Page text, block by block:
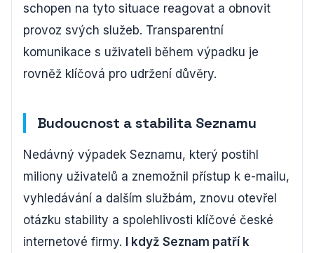
schopen na tyto situace reagovat a obnovit
provoz svých služeb. Transparentní
komunikace s uživateli během výpadku je
rovněž klíčová pro udržení důvěry.
Budoucnost a stabilita Seznamu
Nedávný výpadek Seznamu, který postihl
miliony uživatelů a znemožnil přístup k e-mailu,
vyhledávání a dalším službám, znovu otevřel
otázku stability a spolehlivosti klíčové české
internetové firmy. I když Seznam patří k